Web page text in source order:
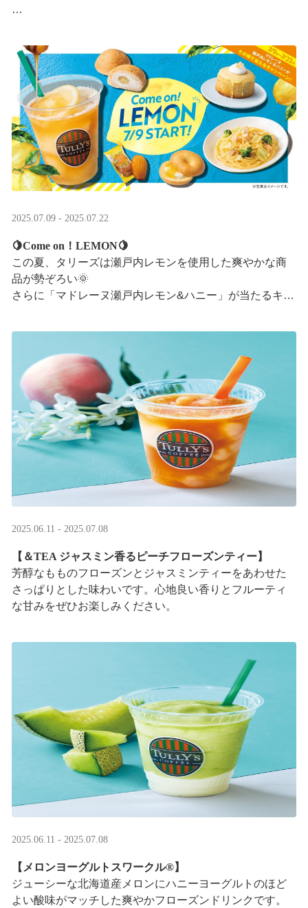
···
2025.07.09 - 2025.07.22
🍋Come on！LEMON🍋
この夏、タリーズは瀬戸内レモンを使用した爽やかな商
品が勢ぞろい🌞
さらに「マドレーヌ瀬戸内レモン&ハニー」が当たるキャ
2025.06.11 - 2025.07.08
【＆TEA ジャスミン香るピーチフローズンティー】
芳醇なもものフローズンとジャスミンティーをあわせた
さっぱりとした味わいです。心地良い香りとフルーティ
な甘みをぜひお楽しみください。
2025.06.11 - 2025.07.08
【メロンヨーグルトスワークル®】
ジューシーな北海道産メロンにハニーヨーグルトのほど
よい酸味がマッチした爽やかフローズンドリンクです。